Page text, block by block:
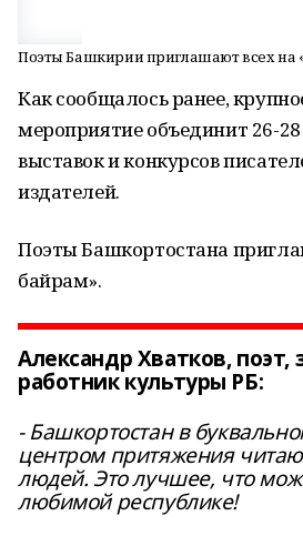
Поэты Башкирии приглашают всех на
Как сообщалось ранее,
мероприятие объединит 26-
выставок и конкурсов
издателей.
Поэты Башкортостана
байрам».
Александр Хватков,
работник культуры РБ:
- Башкортостан в
центром притяжения
людей. Это лучшее, что
любимой республике!